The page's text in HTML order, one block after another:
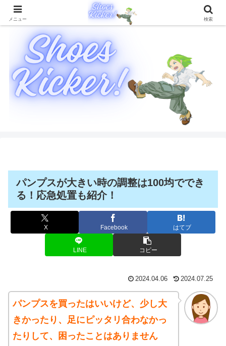
靴に関することを徹底的に解説したブログメディア
パンプスが大きい時の調整は100均ででき
る！応急処置も紹介！
X Facebook はてブ
LINE コピー
2024.04.06 2024.07.25
パンプスを買ったはいいけど、少し大
きかったり、足にピッタリ合わなかっ
たりして、困ったことはありません
メニュー 検索